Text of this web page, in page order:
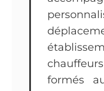
formés